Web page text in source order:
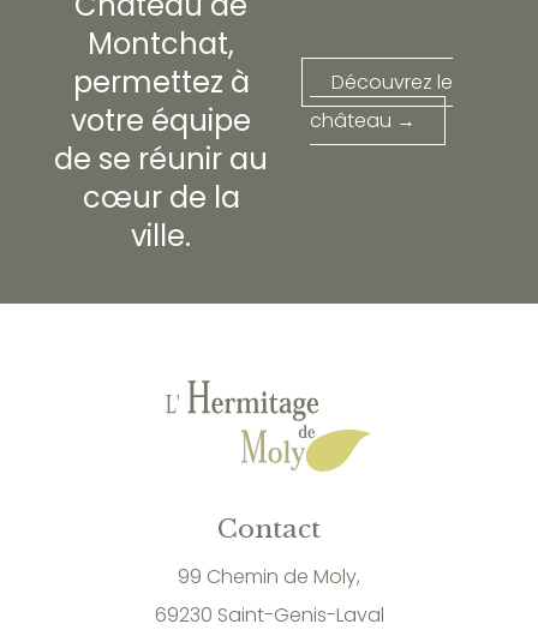
Montchat,
permettez à
votre équipe
de se réunir au
cœur de la
ville.
Découvrez le
château →
Contact
99 Chemin de Moly,
69230 Saint-Genis-Laval